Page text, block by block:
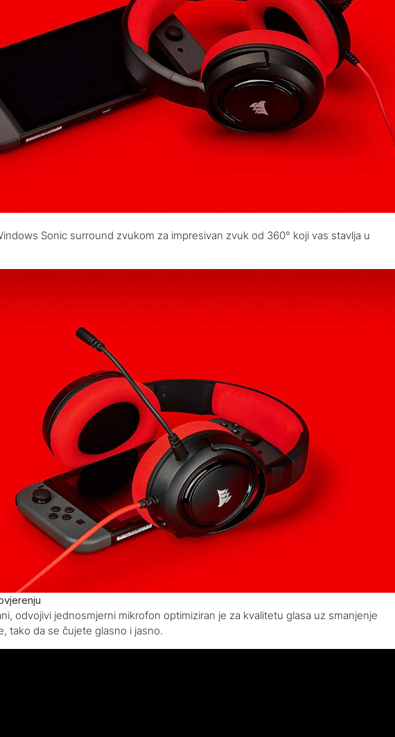
Sonic surround zvukom za impresivan zvuk od 360° koji vas stavlja u
odvojivi jednosmjerni mikrofon optimiziran je za kvalitetu glasa uz smanjenje
tako da se čujete glasno i jasno.